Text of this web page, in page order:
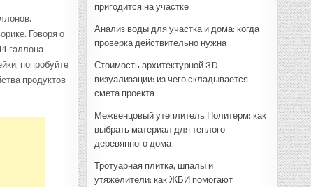
Говоря о
галлона
попробуйте
продуктов
пригодится на участке
Анализ воды для участка и дома: когда
проверка действительно нужна
Стоимость архитектурной 3D-
визуализации: из чего складывается
смета проекта
Межвенцовый утеплитель Политерм: как
выбрать материал для теплого
деревянного дома
Тротуарная плитка, шпалы и
утяжелители: как ЖБИ помогают